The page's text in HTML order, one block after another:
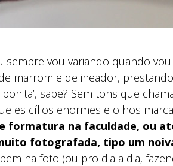
sempre vou variando quando
marrom e delineador,
sabe? Sem tons que
cílios enormes e olhos
formatura na faculdade, ou
fotografada, tipo um
na foto (ou pro dia a dia,